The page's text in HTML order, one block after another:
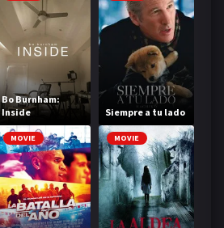
Bo Burnham:
Inside
Siempre a tu lado
MOVIE MOVIE